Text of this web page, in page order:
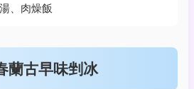
、肉燥飯
蘭古早味剉冰